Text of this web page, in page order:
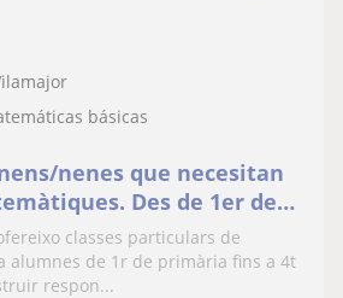
básicas
nenes que necesitan
Des de 1er de
de la ESO
classes particulars de
alumnes de 1r de primària fins a 4t
respon...